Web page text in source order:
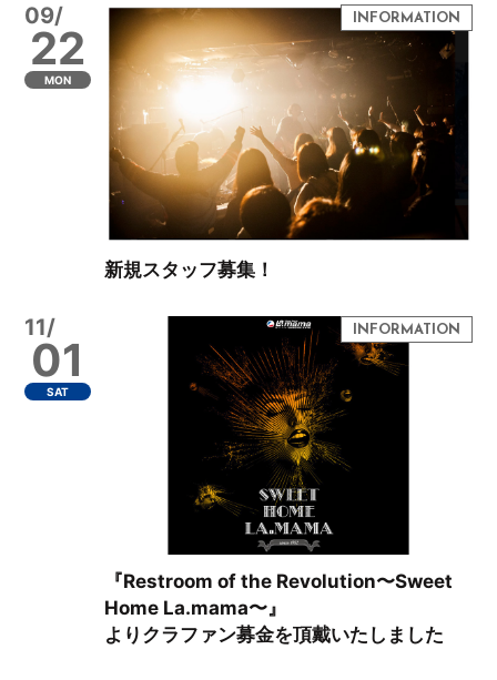
09/
22
MON
新規スタッフ募集！
11/
01
SAT
『Restroom of the Revolution〜Sweet
Home La.mama〜』
よりクラファン募金を頂戴いたしました